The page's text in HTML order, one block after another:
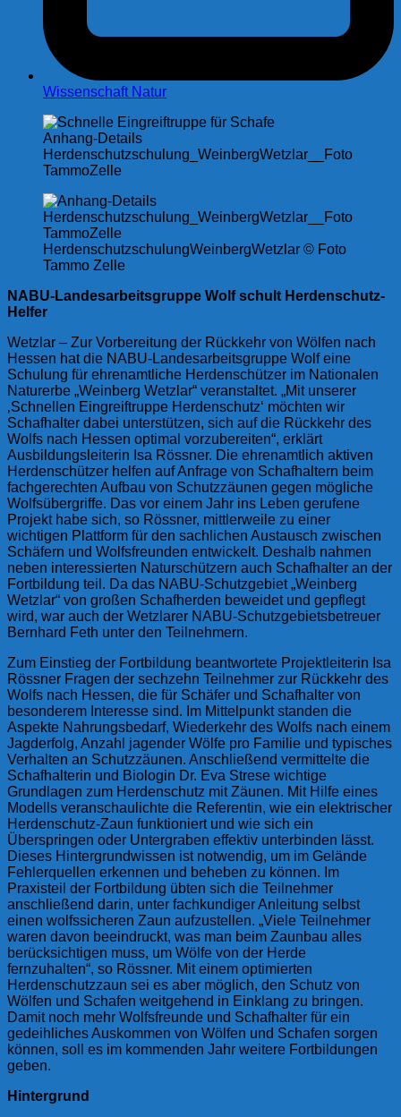
Wissenschaft Natur
Anhang-Details
Herdenschutzschulung_WeinbergWetzlar__Foto
TammoZelle
HerdenschutzschulungWeinbergWetzlar © Foto
Tammo Zelle
NABU-Landesarbeitsgruppe Wolf schult Herdenschutz-
Helfer
Wetzlar – Zur Vorbereitung der Rückkehr von Wölfen nach
Hessen hat die NABU-Landesarbeitsgruppe Wolf eine
Schulung für ehrenamtliche Herdenschützer im Nationalen
Naturerbe „Weinberg Wetzlar“ veranstaltet. „Mit unserer
‚Schnellen Eingreiftruppe Herdenschutz‘ möchten wir
Schafhalter dabei unterstützen, sich auf die Rückkehr des
Wolfs nach Hessen optimal vorzubereiten“, erklärt
Ausbildungsleiterin Isa Rössner. Die ehrenamtlich aktiven
Herdenschützer helfen auf Anfrage von Schafhaltern beim
fachgerechten Aufbau von Schutzzäunen gegen mögliche
Wolfsübergriffe. Das vor einem Jahr ins Leben gerufene
Projekt habe sich, so Rössner, mittlerweile zu einer
wichtigen Plattform für den sachlichen Austausch zwischen
Schäfern und Wolfsfreunden entwickelt. Deshalb nahmen
neben interessierten Naturschützern auch Schafhalter an der
Fortbildung teil. Da das NABU-Schutzgebiet „Weinberg
Wetzlar“ von großen Schafherden beweidet und gepflegt
wird, war auch der Wetzlarer NABU-Schutzgebietsbetreuer
Bernhard Feth unter den Teilnehmern.
Zum Einstieg der Fortbildung beantwortete Projektleiterin Isa
Rössner Fragen der sechzehn Teilnehmer zur Rückkehr des
Wolfs nach Hessen, die für Schäfer und Schafhalter von
besonderem Interesse sind. Im Mittelpunkt standen die
Aspekte Nahrungsbedarf, Wiederkehr des Wolfs nach einem
Jagderfolg, Anzahl jagender Wölfe pro Familie und typisches
Verhalten an Schutzzäunen. Anschließend vermittelte die
Schafhalterin und Biologin Dr. Eva Strese wichtige
Grundlagen zum Herdenschutz mit Zäunen. Mit Hilfe eines
Modells veranschaulichte die Referentin, wie ein elektrischer
Herdenschutz-Zaun funktioniert und wie sich ein
Überspringen oder Untergraben effektiv unterbinden lässt.
Dieses Hintergrundwissen ist notwendig, um im Gelände
Fehlerquellen erkennen und beheben zu können. Im
Praxisteil der Fortbildung übten sich die Teilnehmer
anschließend darin, unter fachkundiger Anleitung selbst
einen wolfssicheren Zaun aufzustellen. „Viele Teilnehmer
waren davon beeindruckt, was man beim Zaunbau alles
berücksichtigen muss, um Wölfe von der Herde
fernzuhalten“, so Rössner. Mit einem optimierten
Herdenschutzzaun sei es aber möglich, den Schutz von
Wölfen und Schafen weitgehend in Einklang zu bringen.
Damit noch mehr Wolfsfreunde und Schafhalter für ein
gedeihliches Auskommen von Wölfen und Schafen sorgen
können, soll es im kommenden Jahr weitere Fortbildungen
geben.
Hintergrund